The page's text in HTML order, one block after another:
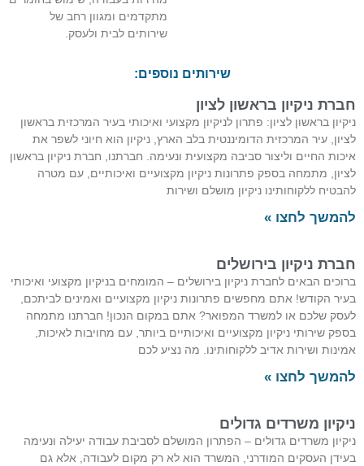
מתקדמים ומגוון רחב של
שירותים לבית ולעסק.
שירותים נוספים:
ניקיון בראשון לציון
בראשון לציון: פתרון לניקיון מקצועי ואיכותי בעיר המרכזית בראשון
עיר המרכזית הדומיננטית בלב הארץ, ניקיון הוא חיוני לשפר את
החיים וליצור סביבה מקצועית ונעימה. חברתנו, חברת ניקיון בראשון
מתמחה בספק פתרונות ניקיון מקצועיים ואיכותיים, עם מטרה
ללקוחותינו ניקיון מושלם ושירות
לחצו »
ניקיון בירושלים
הבאים לחברת ניקיון בירושלים – המומחים בניקיון מקצועי ואיכותי
הקודש! אתם מחפשים פתרונות ניקיון מקצועיים ואמינים לביתכם,
שלכם או למשרד המפואר? אתם במקום הנכון! חברתנו מתמחה
שירותי ניקיון מקצועיים ואיכותיים ביותר, עם מחויבות לאיכות,
ושירות אדיב ללקוחותינו. מה נציע לכם
לחצו »
משרדים גדולים
משרדים גדולים – הפתרון המושלם לסביבת עבודה יעילה ונעימה
העסקים המודרני, המשרד הוא לא רק מקום לעבודה, אלא גם